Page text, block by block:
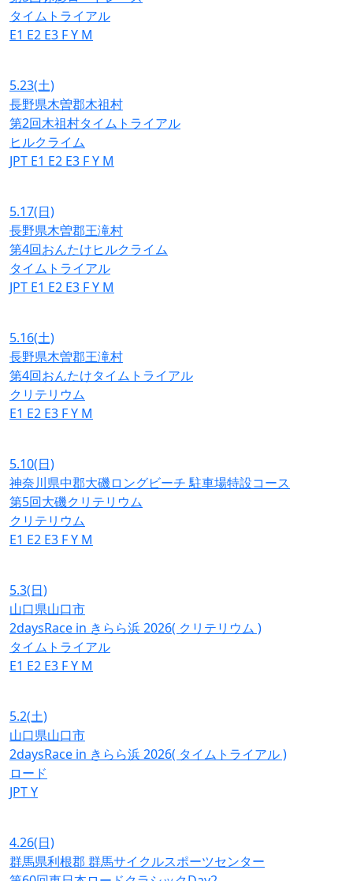
タイムトライアル
E1 E2 E3 FY M
5.23(土)
長野県木曽郡木祖村
第2回木祖村タイムトライアル
ヒルクライム
JPT E1 E2 E3 FY M
5.17(日)
長野県木曽郡王滝村
第4回おんたけヒルクライム
タイムトライアル
JPT E1 E2 E3 FY M
5.16(土)
長野県木曽郡王滝村
第4回おんたけタイムトライアル
クリテリウム
E1 E2 E3 FY M
5.10(日)
神奈川県中郡大磯ロングビーチ 駐車場特設コース
第5回大磯クリテリウム
クリテリウム
E1 E2 E3 FY M
5.3(日)
山口県山口市
2daysRace in きらら浜 2026( クリテリウム )
タイムトライアル
E1 E2 E3 FY M
5.2(土)
山口県山口市
2daysRace in きらら浜 2026( タイムトライアル )
ロード
JPTY
4.26(日)
群馬県利根郡 群馬サイクルスポーツセンター